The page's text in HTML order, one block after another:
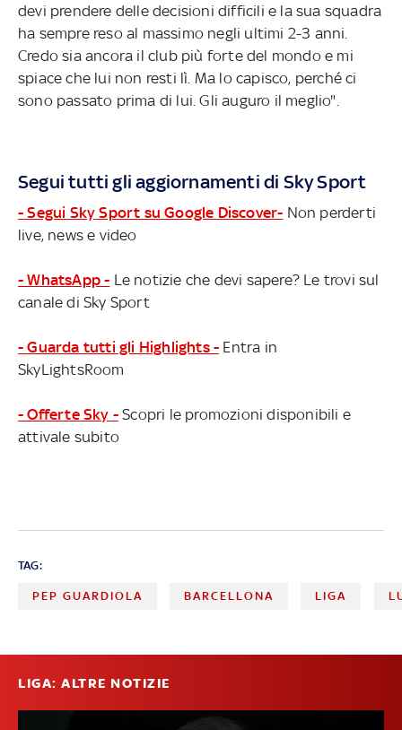
devi prendere delle decisioni difficili e la sua squadra
ha sempre reso al massimo negli ultimi 2-3 anni.
Credo sia ancora il club più forte del mondo e mi
spiace che lui non resti lì. Ma lo capisco, perché ci
sono passato prima di lui. Gli auguro il meglio".
Segui tutti gli aggiornamenti di Sky Sport
- Segui Sky Sport su Google Discover- Non perderti
live, news e video
- WhatsApp - Le notizie che devi sapere? Le trovi sul
canale di Sky Sport
- Guarda tutti gli Highlights - Entra in
SkyLightsRoom
- Offerte Sky - Scopri le promozioni disponibili e
attivale subito
TAG:
PEP GUARDIOLA BARCELLONA LIGA
LIGA: ALTRE NOTIZIE